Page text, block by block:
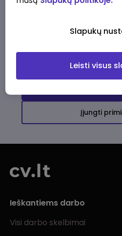
darbo pasiūlymų
Įjungti
Ieškantiems darbo
Visi darbo skelbimai
Slapukų
Leisti visus